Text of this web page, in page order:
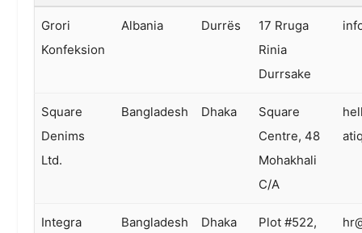
Grori
Konfeksion
Albania Durrës
17 Rruga
Rinia
Durrsake
Square
Denims
Ltd.
Bangladesh Dhaka
Square
Centre, 48
Mohakhali
C/A
Integra
Bangladesh Dhaka
Plot #522,